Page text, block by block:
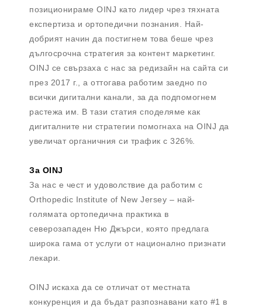
позиционираме OINJ като лидер чрез тяхната
експертиза и ортопедични познания. Най-
добрият начин да постигнем това беше чрез
дългосрочна стратегия за контент маркетинг.
OINJ се свързаха с нас за редизайн на сайта си
през 2017 г., а оттогава работим заедно по
всички дигитални канали, за да подпомогнем
растежа им. В тази статия споделяме как
дигиталните ни стратегии помогнаха на OINJ да
увеличат органичния си трафик с 326%.
За OINJ
За нас е чест и удоволствие да работим с
Orthopedic Institute of New Jersey – най-
голямата ортопедична практика в
северозападен Ню Джърси, която предлага
широка гама от услуги от национално признати
лекари.
OINJ искаха да се отличат от местната
конкуренция и да бъдат разпознавани като #1 в